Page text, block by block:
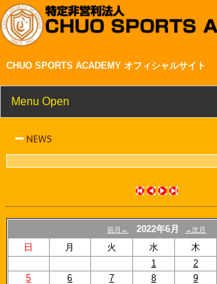
CHUO SPORTS ACADEMY オフィシャルサイト
Menu Open
スケジュール
リンク
前月← 2022年6月 →次月
日 月 火 水 木
1
2
5
6 7 8 9